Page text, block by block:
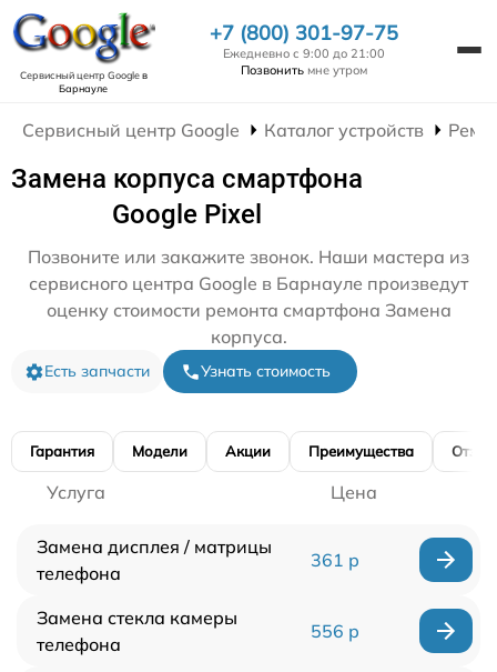
Сервисный центр Googleв
Барнауле
+7 (800) 301-97-75
Ежедневно с 9:00 до 21:00
Позвонить мне утром
Сервисный центр Google Каталог устройств
Замена корпуса смартфона
Google Pixel
Позвоните или закажите звонок. Наши мастера из
сервисного центра Google в Барнауле произведут
оценку стоимости ремонта смартфона Замена
корпуса.
Есть запчасти Узнать стоимость
Гарантия Модели Акции Преимущества
Услуга Цена
Замена дисплея / матрицы
телефона
361 р
Замена стекла камеры
телефона
556 р